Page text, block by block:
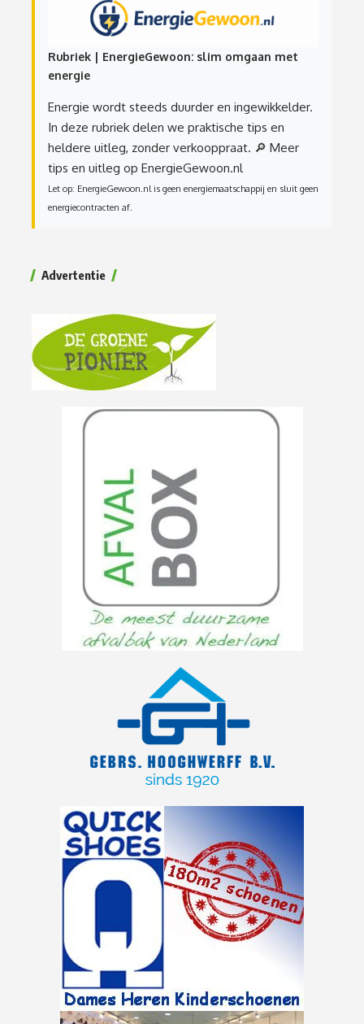
Rubriek | EnergieGewoon: slim omgaan met
energie
Energie wordt steeds duurder en ingewikkelder.
In deze rubriek delen we praktische tips en
heldere uitleg, zonder verkooppraat. 🔎 Meer
tips en uitleg op EnergieGewoon.nl
Let op: EnergieGewoon.nl is geen energiemaatschappij en sluit geen
energiecontracten af.
Advertentie